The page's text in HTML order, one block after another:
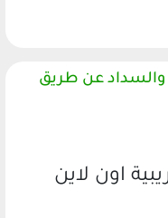
عن طريق
اون لاين